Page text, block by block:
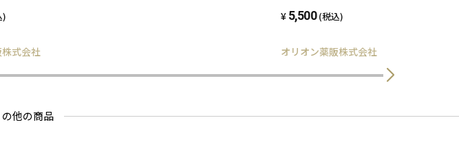
)
式会社
5,500 (税込)
オリオン薬販株式会社
他の商品